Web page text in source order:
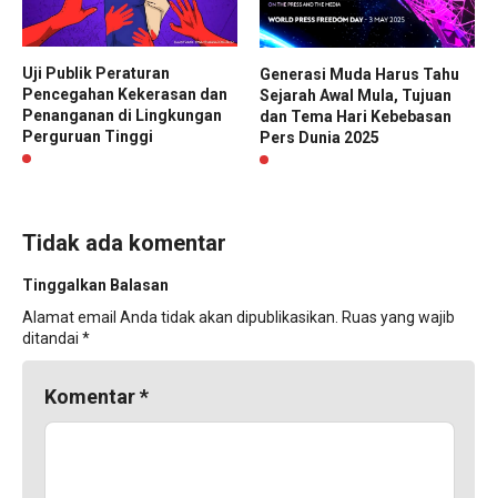
Uji Publik Peraturan
Pencegahan Kekerasan dan
Penanganan di Lingkungan
Perguruan Tinggi
Generasi Muda Harus Tahu
Sejarah Awal Mula, Tujuan
dan Tema Hari Kebebasan
Pers Dunia 2025
Tidak ada komentar
Tinggalkan Balasan
Alamat email Anda tidak akan dipublikasikan. Ruas yang wajib
ditandai *
Komentar*